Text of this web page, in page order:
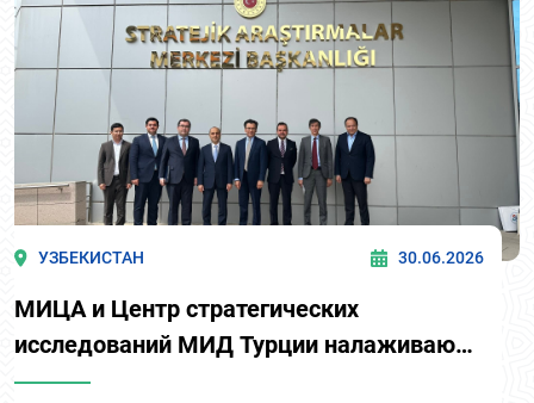
УЗБЕКИСТАН 30.06.2026
МИЦА и Центр стратегических
исследований МИД Турции налаживают
партнёрство